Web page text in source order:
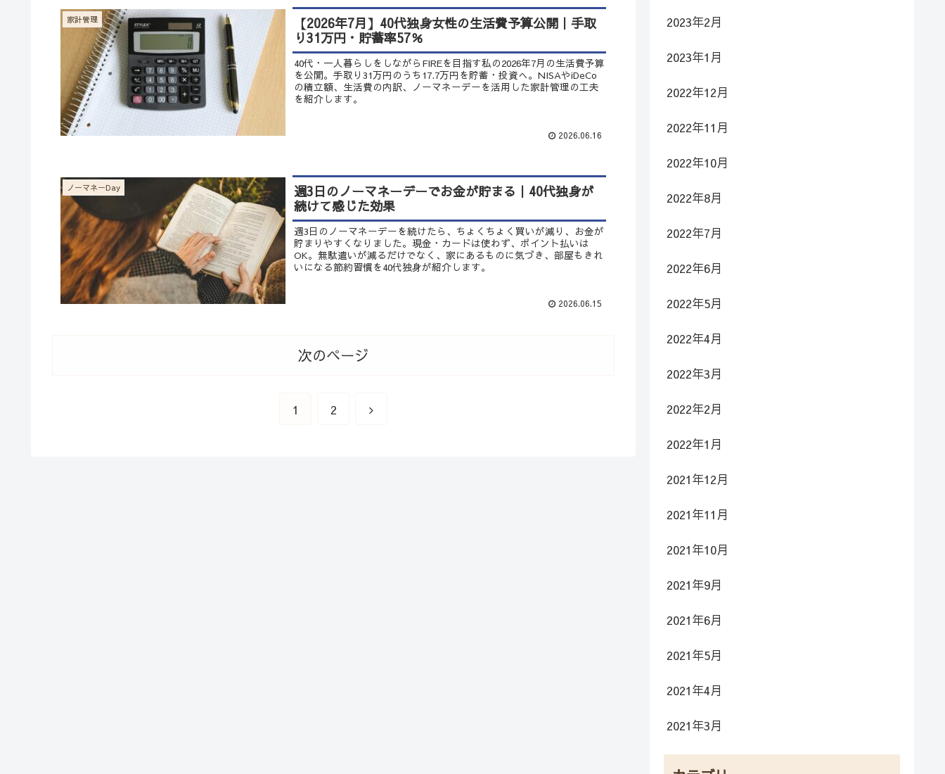
家計管理
【2026年7月】40代独身女性の生活費予算公開｜手取
り31万円・貯蓄率57％
40代・一人暮らしをしながらFIREを目指す私の2026年7月の生活費予算
を公開。手取り31万円のうち17.7万円を貯蓄・投資へ。NISAやiDeCo
の積立額、生活費の内訳、ノーマネーデーを活用した家計管理の工夫
を紹介します。
2026.06.16
ノーマネーDay
週3日のノーマネーデーでお金が貯まる｜40代独身が
続けて感じた効果
週3日のノーマネーデーを続けたら、ちょくちょく買いが減り、お金が
貯まりやすくなりました。現金・カードは使わず、ポイント払いは
OK。無駄遣いが減るだけでなく、家にあるものに気づき、部屋もきれ
いになる節約習慣を40代独身が紹介します。
2026.06.15
次のページ
1 2
2023年2月
2023年1月
2022年12月
2022年11月
2022年10月
2022年8月
2022年7月
2022年6月
2022年5月
2022年4月
2022年3月
2022年2月
2022年1月
2021年12月
2021年11月
2021年10月
2021年9月
2021年6月
2021年5月
2021年4月
2021年3月